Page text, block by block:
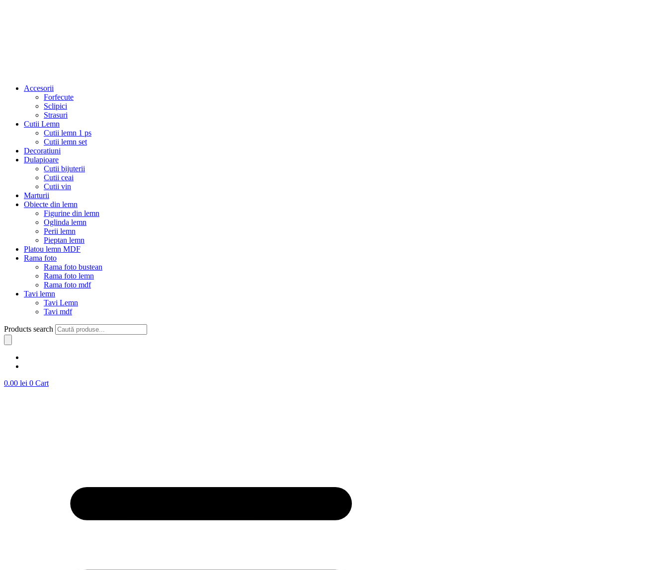
Accesorii
Forfecute
Sclipici
Strasuri
Cutii Lemn
Cutii lemn 1 ps
Cutii lemn set
Decoratiuni
Dulapioare
Cutii bijuterii
Cutii ceai
Cutii vin
Marturii
Obiecte din lemn
Figurine din lemn
Oglinda lemn
Perii lemn
Pieptan lemn
Platou lemn MDF
Rama foto
Rama foto bustean
Rama foto lemn
Rama foto mdf
Tavi lemn
Tavi Lemn
Tavi mdf
Products search
0.00 lei 0 Cart